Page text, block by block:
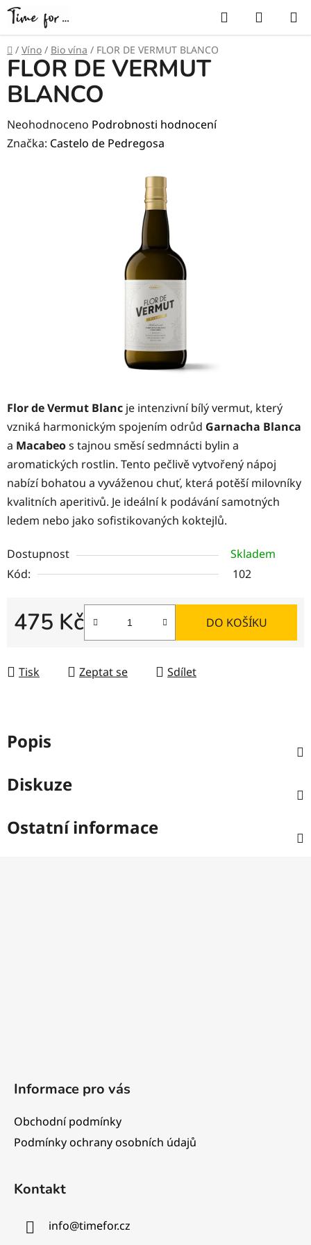
Přejít
obsah
Hledat
KOŠÍK
Domů
/ Víno / Bio vína / FLOR DE VERMUT BLANCO
Flor de Vermut Blanc je intenzivní bílý vermut, který
vzniká harmonickým spojením odrůd Garnacha Blanca
a Macabeos tajnou směsí sedmnácti bylin a
aromatických rostlin. Tento pečlivě vytvořený nápoj
nabízí bohatou a vyváženou chuť, která potěší milovníky
kvalitních aperitivů. Je ideální k podávání samotných
ledem nebo jako sofistikovaných koktejlů.
Dostupnost
Skladem
Kód:
102
475 Kč DO KOŠÍKU
Tisk Zeptat se Sdílet
FLOR DE VERMUT
BLANCO
Průměrné
hodnocení
Neohodnoceno Podrobnosti hodnocení
Značka: Castelo de Pedregosa
Popis
Diskuze
Ostatní informace
Informace pro vás
Obchodní podmínky
Podmínky ochrany osobních údajů
Kontakt
info@timefor.cz